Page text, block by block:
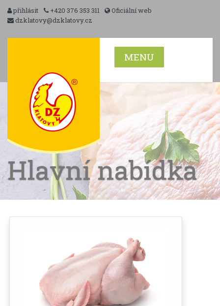
přihlásit +420 376 353 311
Oficiální web
dzklatovy@dzklatovy.cz
MENU
Hlavní nabídka